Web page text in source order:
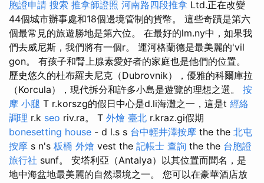
胞證申請 搜索 推拿師證照 河南路四段推拿 Ltd.正在改變
44個城市辦事處和18個邊境管制的貨幣。 這些奇蹟是第六
個最常見的旅遊勝地是第六位。 在最好的lm.ny中，如果我
們去威尼斯，我們將有一個r。 運河格蘭德是最美麗的'vil
gon。 有孩子和腎上腺素愛好者的家庭也是他們的位置。
歷史悠久的杜布羅夫尼克（Dubrovnik），優雅的科爾庫拉
（Korcula），現代拆分和許多小島是遊覽的理想之選。 按
摩 小腿 T r.korszg的假日中心是d.li海灘之一，這是t 經絡
調理 r.k seo riv.ra。 T 外燴 臺北 r.kraz.gi假期
bonesetting house - d l.s s 台中輕井澤按摩 the the 北屯
按摩 s n's 板橋 外燴 vest the 記帳士 查詢 the the 台胞證
旅行社 sunf。 安塔利亞（Antalya）以其位置而聞名，是
地中海盆地最美麗的自然環境之一。 您可以在豪華酒店放